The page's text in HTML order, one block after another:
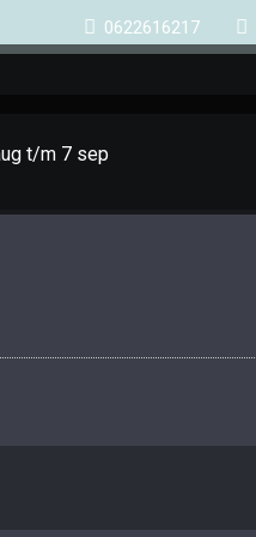
0622616217
t/m 7 sep